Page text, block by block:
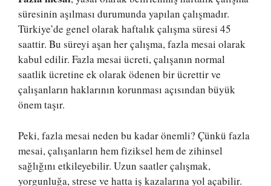
süresinin aşılması durumunda yapılan çalışmadır.
Türkiye’de genel olarak haftalık çalışma süresi 45
saattir. Bu süreyi aşan her çalışma, fazla mesai olarak
kabul edilir. Fazla mesai ücreti, çalışanın normal
saatlik ücretine ek olarak ödenen bir ücrettir ve
çalışanların haklarının korunması açısından büyük
önem taşır.
Peki, fazla mesai neden bu kadar önemli? Çünkü fazla
mesai, çalışanların hem fiziksel hem de zihinsel
sağlığını etkileyebilir. Uzun saatler çalışmak,
yorgunluğa, strese ve hatta iş kazalarına yol açabilir.